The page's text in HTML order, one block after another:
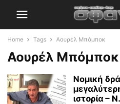
Home Tags Αουρέλ Μπόμποκ
Αουρέλ Μπόμποκ
Νομική
ιστορία –